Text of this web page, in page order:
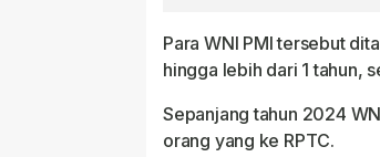
Para WNI PMI tersebut
hingga lebih dari 1 tahun,
Sepanjang tahun 2024
orang yang ke RPTC.